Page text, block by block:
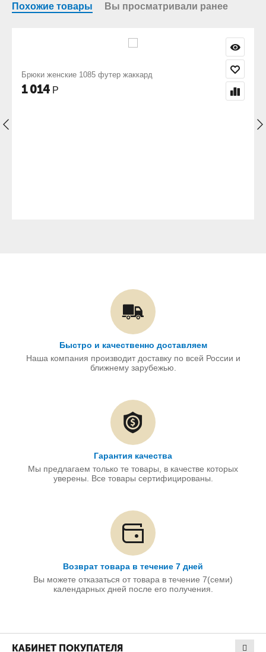
Похожие товары Вы просматривали ранее
женские 1085 футер жаккард Брюки
720
Быстро и качественно доставляем
Наша компания производит доставку по всей России и
ближнему зарубежью.
Гарантия качества
Мы предлагаем только те товары, в качестве которых
уверены. Все товары сертифицированы.
Возврат товара в течение 7 дней
Вы можете отказаться от товара в течение 7(семи)
календарных дней после его получения.
КАБИНЕТ ПОКУПАТЕЛЯ